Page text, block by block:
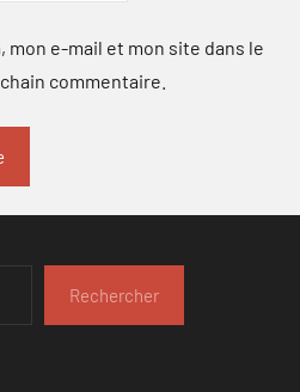
mon e-mail et mon site dans le
commentaire.
Rechercher